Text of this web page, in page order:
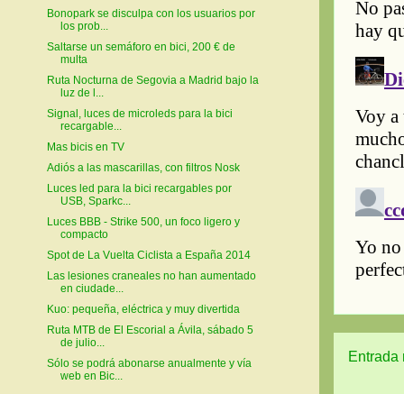
Entrada
Bonopark se disculpa con los usuarios por
los prob...
Saltarse un semáforo en bici, 200 € de
multa
Ruta Nocturna de Segovia a Madrid bajo la
luz de l...
Signal, luces de microleds para la bici
recargable...
Mas bicis en TV
Adiós a las mascarillas, con filtros Nosk
Luces led para la bici recargables por
USB, Sparkc...
Luces BBB - Strike 500, un foco ligero y
compacto
Spot de La Vuelta Ciclista a España 2014
Las lesiones craneales no han aumentado
en ciudade...
Kuo: pequeña, eléctrica y muy divertida
Ruta MTB de El Escorial a Ávila, sábado 5
de julio...
Sólo se podrá abonarse anualmente y vía
web en Bic...